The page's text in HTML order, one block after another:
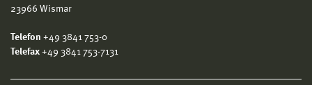
23966 Wismar
Telefon +49 3841 753-0
Telefax +49 3841 753-7131